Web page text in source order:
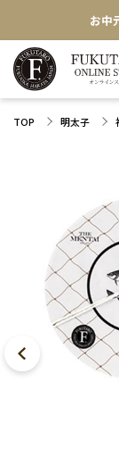
お中
★
【色々な
TOP 明太子